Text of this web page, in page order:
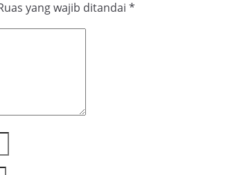
yang wajib ditandai *